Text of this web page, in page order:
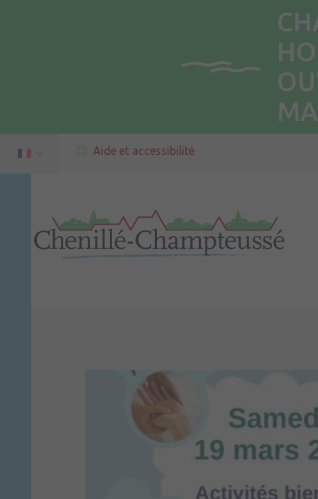
Aide et accessibilité